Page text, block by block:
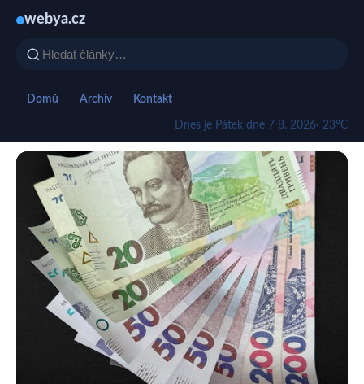
webya.cz
Domů Archiv Kontakt
Dnes je Pátek dne 7 8. 2026· 23°C